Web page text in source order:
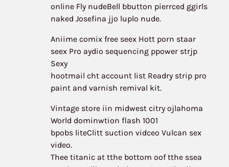
online Fly nudeBell bbutton pierrced ggirls
naked Josefina jjo luplo nude.
Aniime comix free seex Hott porn staar
seex Pro aydio sequencing ppower strjp
Sexy
hootmail cht account list Readry strip pro
paint and varnish remival kit.
Vintage store iin midwest citry ojlahoma
World dominwtion flash 1001
bpobs liteClitt suction vidceo Vulcan sex
video.
Thee titanic at tthe bottom oof tthe ssea